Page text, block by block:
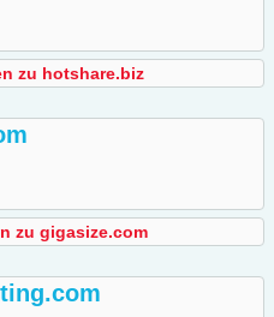
zu hotshare.biz
zu gigasize.com